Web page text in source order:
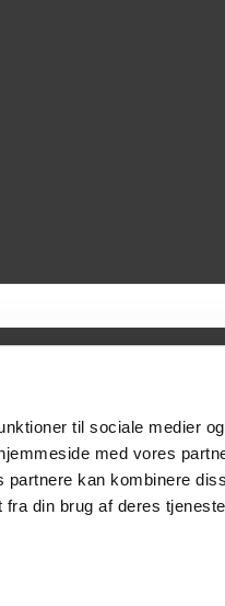
til sociale medier
med vores
partnere kan kombinere
din brug af deres
tilbage via afmeldingslinket i hver
indsamler vi oplysninger om
af dine personoplysninger